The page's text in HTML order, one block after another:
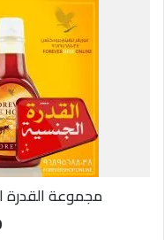
مجموعة القدرة